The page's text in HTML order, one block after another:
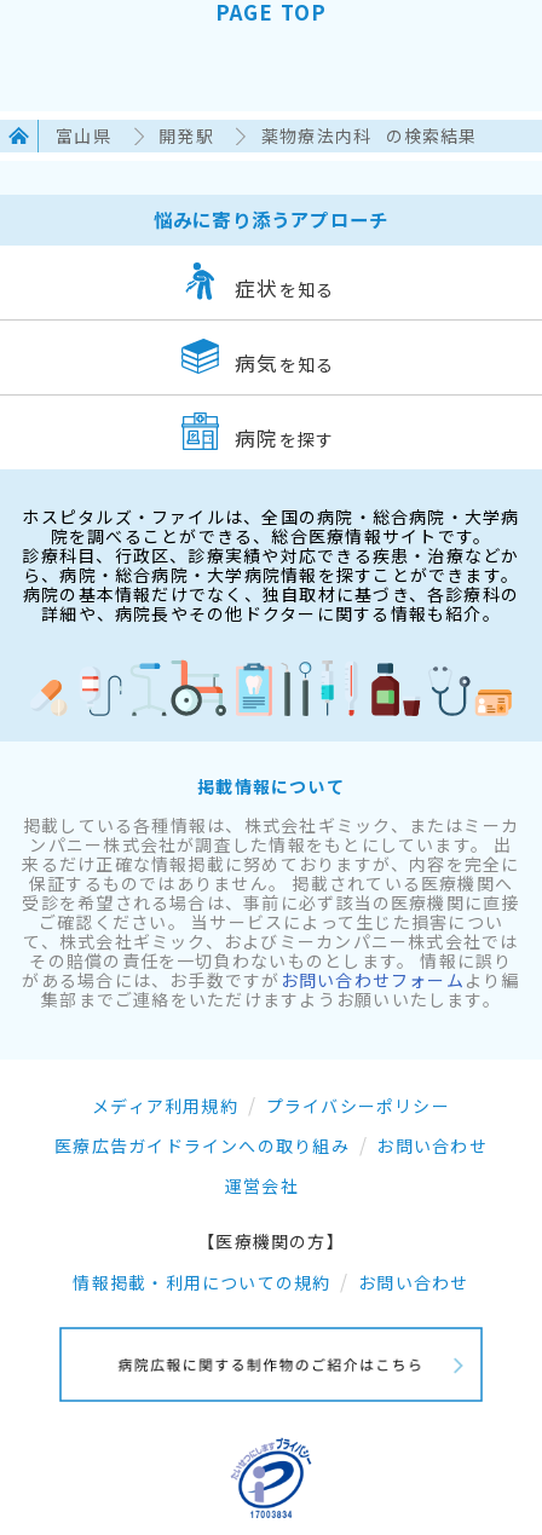
PAGE TOP
富山県 開発駅 薬物療法内科 の検索結果
悩みに寄り添うアプローチ
症状 を知る
病気 を知る
病院 を探す
ホスピタルズ・ファイルは、全国の病院・総合病院・大学病
院を調べることができる、総合医療情報サイトです。
診療科目、行政区、診療実績や対応できる疾患・治療などか
ら、病院・総合病院・大学病院情報を探すことができます。
病院の基本情報だけでなく、独自取材に基づき、各診療科の
詳細や、病院長やその他ドクターに関する情報も紹介。
掲載情報について
掲載している各種情報は、株式会社ギミック、またはミーカ
ンパニー株式会社が調査した情報をもとにしています。 出
来るだけ正確な情報掲載に努めておりますが、内容を完全に
保証するものではありません。 掲載されている医療機関へ
受診を希望される場合は、事前に必ず該当の医療機関に直接
ご確認ください。 当サービスによって生じた損害につい
て、株式会社ギミック、およびミーカンパニー株式会社では
その賠償の責任を一切負わないものとします。 情報に誤り
がある場合には、お手数ですが お問い合わせフォーム より編
集部までご連絡をいただけますようお願いいたします。
メディア利用規約
プライバシーポリシー
医療広告ガイドラインへの取り組み
お問い合わせ
運営会社
【医療機関の方】
情報掲載・利用についての規約
お問い合わせ